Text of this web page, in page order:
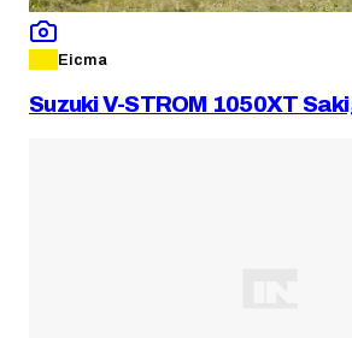
Eicma
Suzuki V-STROM 1050XT